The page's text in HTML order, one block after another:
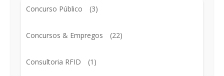
Concurso Público (3)
Concursos & Empregos (22)
Consultoria RFID (1)